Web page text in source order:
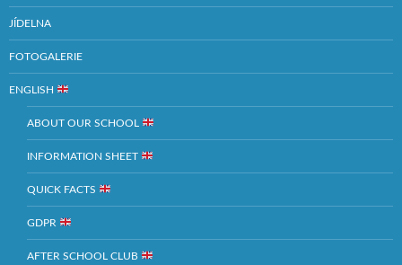
JÍDELNA
FOTOGALERIE
ENGLISH
ABOUT OUR SCHOOL
INFORMATION SHEET
QUICK FACTS
GDPR
AFTER SCHOOL CLUB